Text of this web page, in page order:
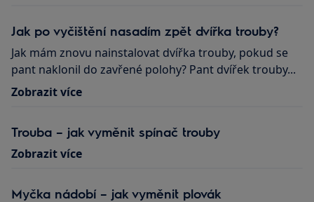
Jak po vyčištění nasadím zpět dvířka trouby?
Jak mám znovu nainstalovat dvířka trouby, pokud se
pant naklonil do zavřené polohy? Pant dvířek trouby...
Zobrazit více
Trouba – jak vyměnit spínač trouby
Zobrazit více
Myčka nádobí – jak vyměnit plovák